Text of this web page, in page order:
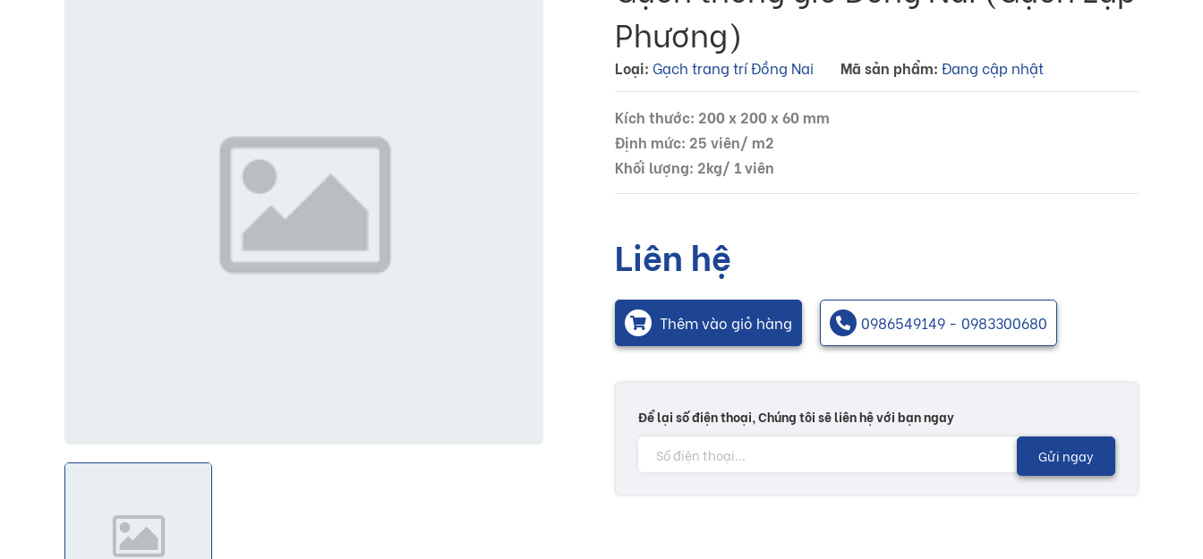
Phương)
Loại: Gạch trang trí Đồng Nai Mã sản phẩm: Đang cập nhật
Kích thước: 200 x 200 x 60 mm
Định mức: 25 viên/ m2
Khối lượng: 2kg/ 1 viên
Liên hệ
Thêm vào giỏ hàng 0986549149 - 0983300680
Để lại số điện thoại, Chúng tôi sẽ liên hệ với bạn ngay
Gửi ngay